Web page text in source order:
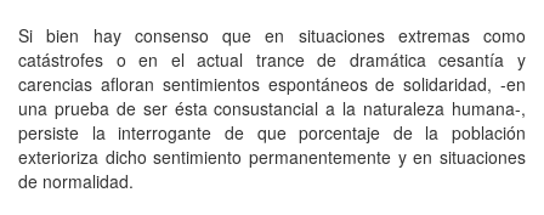
Si bien hay consenso que en situaciones extremas como
catástrofes o en el actual trance de dramática cesantía y
carencias afloran sentimientos espontáneos de solidaridad, -en
una prueba de ser ésta consustancial a la naturaleza humana-,
persiste la interrogante de que porcentaje de la población
exterioriza dicho sentimiento permanentemente y en situaciones
de normalidad.